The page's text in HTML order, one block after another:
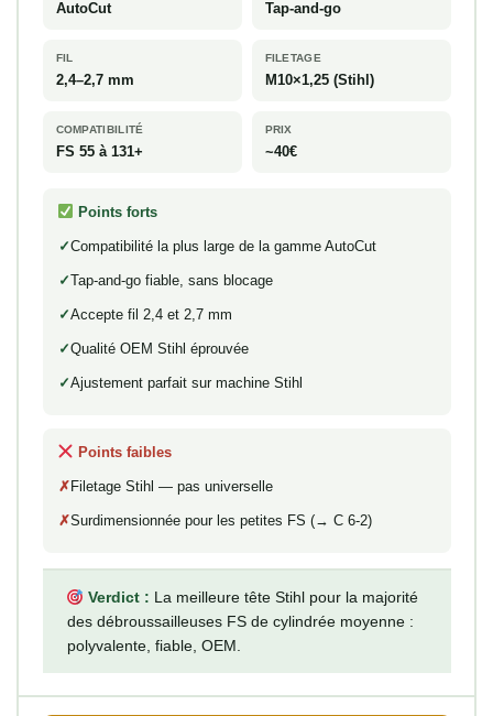
AutoCut Tap-and-go
FIL
2,4–2,7 mm
FILETAGE
M10×1,25 (Stihl)
COMPATIBILITÉ
FS 55 à 131+
PRIX
~40€
Points forts
Compatibilité la plus large de la gamme AutoCut
Tap-and-go fiable, sans blocage
Accepte fil 2,4 et 2,7 mm
Qualité OEM Stihl éprouvée
Ajustement parfait sur machine Stihl
Points faibles
Filetage Stihl — pas universelle
Surdimensionnée pour les petites FS (→ C 6-2)
Verdict : La meilleure tête Stihl pour la majorité
des débroussailleuses FS de cylindrée moyenne :
polyvalente, fiable, OEM.